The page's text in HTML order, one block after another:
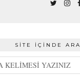
SITE İÇINDE ARA